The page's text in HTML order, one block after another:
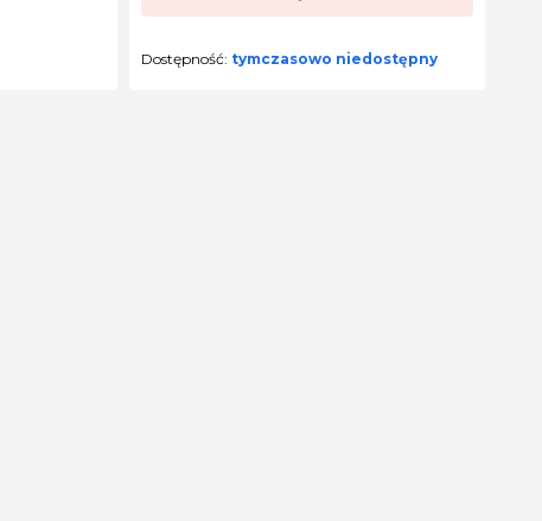
Dostępność: tymczasowo niedostępny